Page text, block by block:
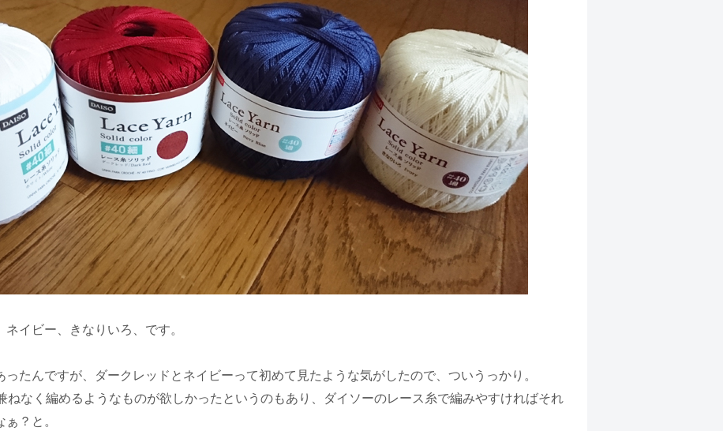
イビー、きなりいろ、です。
たんですが、ダークレッドとネイビーって初めて見たような気がしたので、ついうっかり。
ねなく編めるようなものが欲しかったというのもあり、ダイソーのレース糸で編みやすければそれ
？と。